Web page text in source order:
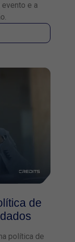
e a
de
política de